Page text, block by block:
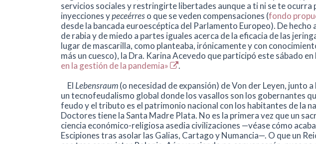
servicios sociales y restringirte libertades aunque a ti ni se te ocurra
inyecciones ypeceérreso que se veden compensaciones (fondo
desde la bancada euroescéptica del Parlamento Europeo). De
de rabia y de miedo a partes iguales acerca de la eficacia de las
lugar de mascarilla, como planteaba, irónicamente y con
más un cuesco), la Dra. Karina Acevedo que participó este sábado en
en la gestión de la pandemia»
.
El Lebensraum(o necesidad de expansión) de Von der Leyen, junto
un tecnofeudalismo global donde los vasallos son los gobernantes
feudo y el tributo es el patrimonio nacional con los habitantes de la
Doctores tiene la Santa Madre Plata. No es la primera vez que un
ciencia económico-religiosa asedia civilizaciones —véase cómo
Escipiones tras asolar las Galias, Cartago y Numancia—. O que un